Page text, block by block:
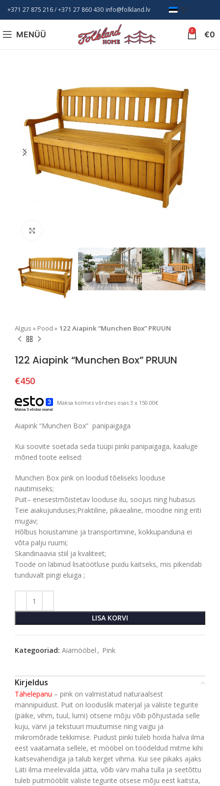
+371 27 875 216/ +371 27 860 430 info@folkland.lv ET
MENÜÜ 0 €0
Algus » Pood » 122 Aiapink “Munchen Box” PRUUN
122 Aiapink “Munchen Box” PRUUN
€450
Maksa kolmes võrdses osas 3 x 150.00€
Aiapink “Munchen Box” panipaigaga
Kui soovite soetada seda tüüpi pinki panipaigaga, kaaluge
mõned toote eelised:
Munchen Box pink on loodud tõeliseks looduse
nautimiseks;
Puit– enesestmõistetav looduse ilu, soojus ning hubasus
Teie aiakujunduses;Praktiline, pikaealine, moodne ning eriti
mugav;
Hõlbus hoiustamine ja transportimine, kokkupanduna ei
võta palju ruumi;
Skandinaavia stiil ja kvaliteet;
Toode on läbinud lisatöötluse puidu kaitseks, mis pikendab
tunduvalt pingi eluiga ;
LISA KORVI
Kategooriad: Aiamööbel , Pink
Kirjeldus
Tähelepanu – pink on valmistatud naturaalsest
männipuidust. Puit on looduslik materjal ja väliste tegurite
(päike, vihm, tuul, lumi) otsene mõju võib põhjustada selle
kuju, värvi ja tekstuuri muutumise ning vaigu ja
mikromõrade tekkimise. Puidust pinki tuleb hoida halva ilma
eest vaatamata sellele, et mööbel on töödeldud mitme kihi
kaitsevahendiga ja talub kerget vihma. Kui see pikaks ajaks
Läti ilma meelevalda jätta, võib värv maha tulla ja seetõttu
tuleb puitmööblit väliste tegurite otsese mõju eest kaitsta,